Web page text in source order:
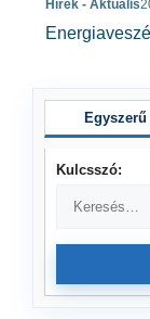
Hírek - Aktuális
Kulcsszó: